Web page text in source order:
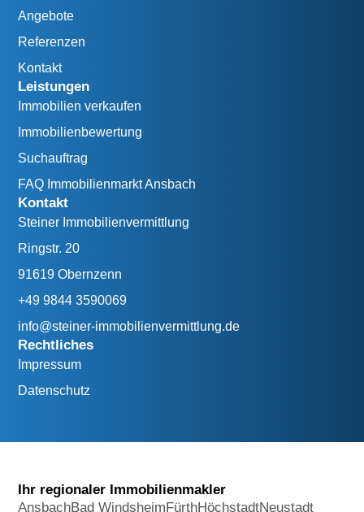
Angebote
Referenzen
Kontakt
Leistungen
Immobilien verkaufen
Immobilienbewertung
Suchauftrag
FAQ Immobilienmarkt Ansbach
Kontakt
Steiner Immobilienvermittlung
Ringstr. 20
91619 Obernzenn
+49 9844 3590069
info@steiner-immobilienvermittlung.de
Rechtliches
Impressum
Datenschutz
Ihr regionaler Immobilienmakler
AnsbachBad WindsheimFürthHöchstadtNeustadt